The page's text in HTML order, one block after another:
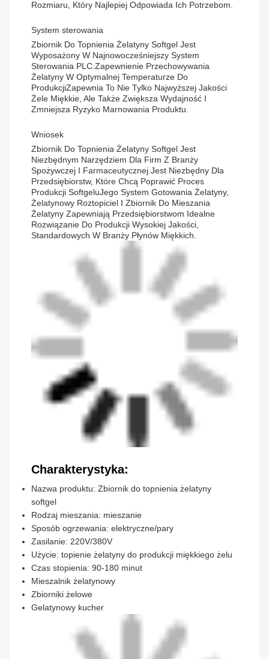
Rozmiaru, Który Najlepiej Odpowiada Ich Potrzebom.
System sterowania
Zbiornik Do Topnienia Żelatyny Softgel Jest
Wyposażony W Najnowocześniejszy System
Sterowania PLC.zapewnienie Przechowywania
Żelatyny W Optymalnej Temperaturze Do
ProdukcjiZapewnia To Nie Tylko Najwyższej Jakości
Żele Miękkie, Ale Także Zwiększa Wydajność I
Zmniejsza Ryzyko Marnowania Produktu.
Wniosek
Zbiornik Do Topnienia Żelatyny Softgel Jest
Niezbędnym Narzędziem Dla Firm Z Branży
Spożywczej I Farmaceutycznej.jest Niezbędny Dla
Przedsiębiorstw, Które Chcą Poprawić Proces
Produkcji SoftgeluJego System Gotowania Żelatyny,
Żelatynowy Roztopiciel I Zbiornik Do Mieszania
Żelatyny Zapewniają Przedsiębiorstwom Idealne
Rozwiązanie Do Produkcji Wysokiej Jakości,
Standardowych W Branży Płynów Miękkich.
Charakterystyka:
Nazwa produktu: Zbiornik do topnienia żelatyny
softgel
Rodzaj mieszania: mieszanie
Sposób ogrzewania: elektryczne/pary
Zasilanie: 220V/380V
Użycie: topienie żelatyny do produkcji miękkiego żelu
Czas stopienia: 90-180 minut
Mieszalnik żelatynowy
Zbiorniki żelowe
Gelatynowy kucher